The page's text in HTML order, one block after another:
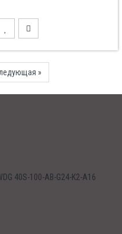
»Next
40S-100-AB-G24-K2-A16